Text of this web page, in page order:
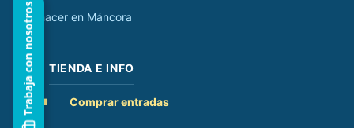
Qué hacer en Máncora
TIENDA E INFO
🎟️ Comprar entradas
Trabaja con nosotros